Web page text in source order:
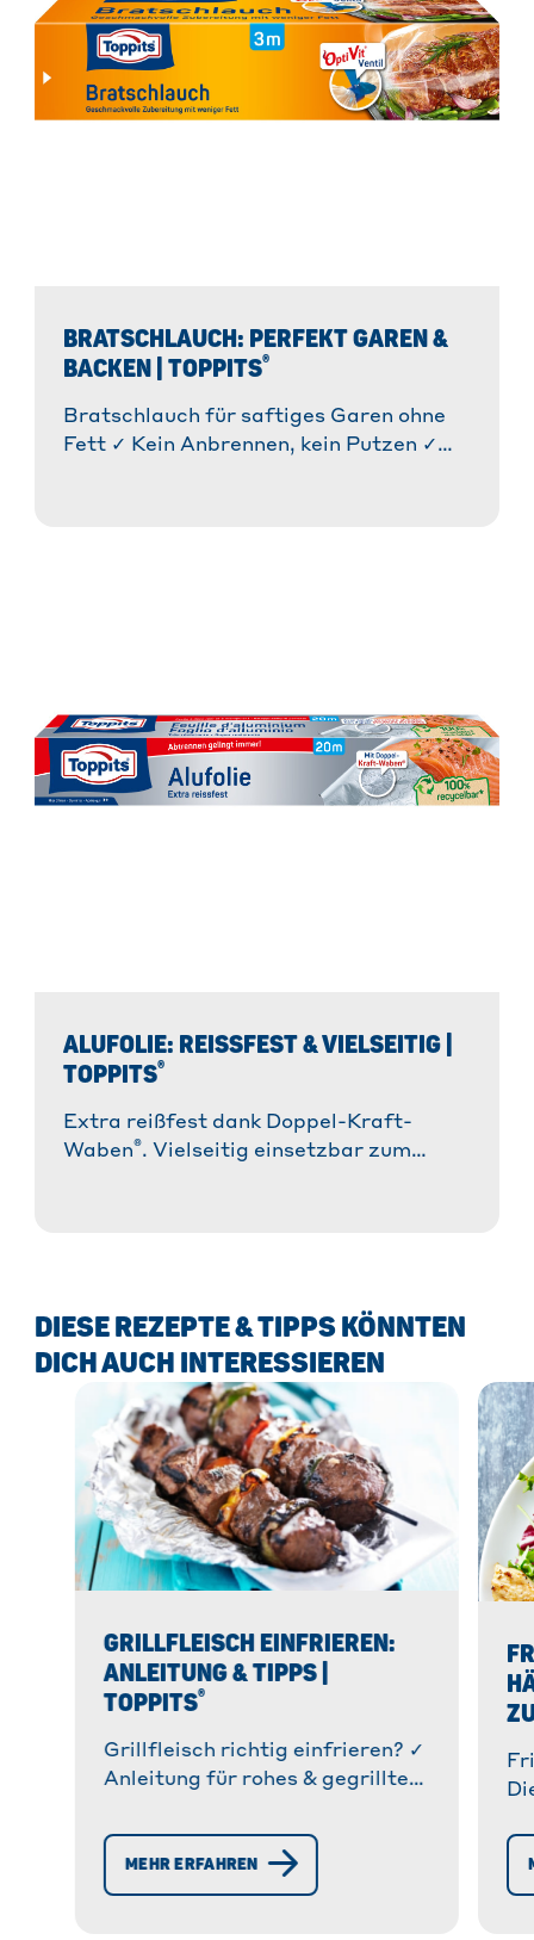
BRATSCHLAUCH: PERFEKT GAREN &
BACKEN | TOPPITS®
Bratschlauch für saftiges Garen ohne
Fett ✓ Kein Anbrennen, kein Putzen ✓
ALUFOLIE: REISSFEST & VIELSEITIG | T
OPPITS
®
Extra reißfest dank Doppel-Kraft-
Waben®. Vielseitig einsetzbar zum
DIESE REZEPTE & TIPPS KÖNNTEN
DICH AUCH INTERESSIEREN
GRILLFLEISCH EINFRIEREN:
ANLEITUNG & TIPPS |
TOPPITS®
Grillfleisch richtig einfrieren? ✓
Anleitung für rohes & gegrilltes
Tricks ✓ Vermeidung von
Gefrierbrand » Mehr!
MEHR ERFAHREN